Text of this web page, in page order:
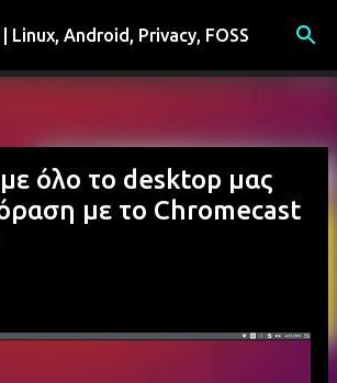
στο κύριο περιεχόμενο
Linux, Android, Privacy, FOSS
όλο το desktop μας
με το Chromecast